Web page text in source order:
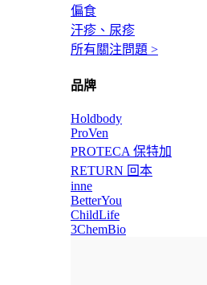
偏食
汗疹、尿疹
所有關注問題 >
品牌
Holdbody
ProVen
PROTECA 保特加
RETURN 回本
inne
BetterYou
ChildLife
3ChemBio